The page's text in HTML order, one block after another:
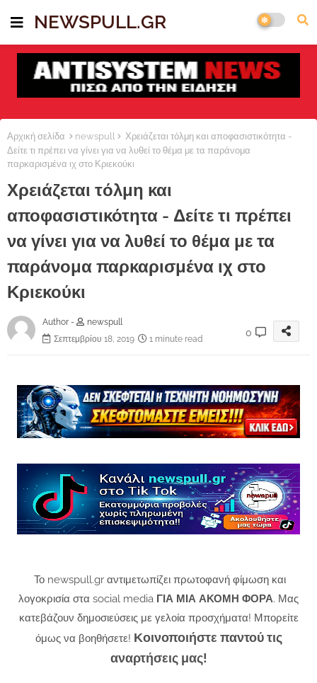
NEWSPULL.GR
Αρχική σελίδα newspull
Χρειάζεται τόλμη και αποφασιστικότητα -
Δείτε τι πρέπει να γίνει για να λυθεί το θέμα με τα παράνομα
παρκαρισμένα ιχ στο Κριεκούκι
Χρειάζεται τόλμη και
αποφασιστικότητα - Δείτε τι πρέπει
να γίνει για να λυθεί το θέμα με τα
παράνομα παρκαρισμένα ιχ στο
Κριεκούκι
Author -
newspull
Σεπτεμβρίου 18, 2019
1 minute read
0
Το newspull.gr αντιμετωπίζει πρωτοφανή φίμωση και
λογοκρισία στα social media ΓΙΑ ΜΙΑ ΑΚΟΜΗ ΦΟΡΑ. Μας
κατεβάζουν δημοσιεύσεις με γελοία προσχήματα! Μπορείτε
όμως να βοηθήσετε! Κοινοποιήστε παντού τις
αναρτήσεις μας!